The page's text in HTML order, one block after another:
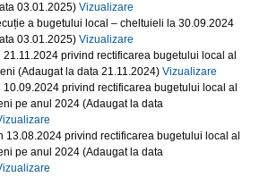
03.01.2025) Vizualizare
a bugetului local – cheltuieli la 30.09.2024
03.01.2025) Vizualizare
21.11.2024 privind rectificarea bugetului local al
(Adaugat la data 21.11.2024) Vizualizare
10.09.2024 privind rectificarea bugetului local al
pe anul 2024 (Adaugat la data
13.08.2024 privind rectificarea bugetului local al
pe anul 2024 (Adaugat la data